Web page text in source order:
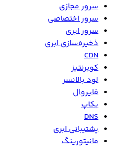
سرور مجازی
سرور اختصاصی
سرور ابری
ذخیره‌سازی ابری
CDN
کوبرنتیز
لود بالانسر
فایروال
بکاپ
DNS
پشتیبانی ابری
مانیتورینگ